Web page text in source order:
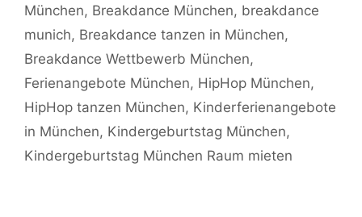
München, Breakdance München, breakdance
munich, Breakdance tanzen in München,
Breakdance Wettbewerb München,
Ferienangebote München, HipHop München,
HipHop tanzen München, Kinderferienangebote
in München, Kindergeburtstag München,
Kindergeburtstag München Raum mieten